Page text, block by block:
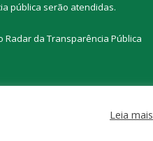
pública serão atendidas.
Radar da Transparência Pública
Acessar Webmail
Leia mais